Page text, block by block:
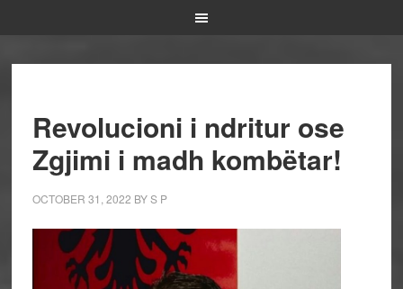
Revolucioni i ndritur ose
Zgjimi i madh kombëtar!
OCTOBER 31, 2022 BYS P